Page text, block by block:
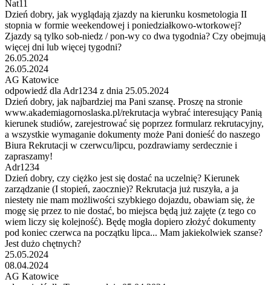
Nat11
Dzień dobry, jak wyglądają zjazdy na kierunku kosmetologia II
stopnia w formie weekendowej i poniedziałkowo-wtorkowej?
Zjazdy są tylko sob-niedz / pon-wy co dwa tygodnia? Czy obejmują
więcej dni lub więcej tygodni?
26.05.2024
26.05.2024
AG Katowice
odpowiedź dla Adr1234 z dnia 25.05.2024
Dzień dobry, jak najbardziej ma Pani szansę. Proszę na stronie
www.akademiagornoslaska.pl/rekrutacja wybrać interesujący Panią
kierunek studiów, zarejestrować się poprzez formularz rekrutacyjny,
a wszystkie wymaganie dokumenty może Pani donieść do naszego
Biura Rekrutacji w czerwcu/lipcu, pozdrawiamy serdecznie i
zapraszamy!
Adr1234
Dzień dobry, czy ciężko jest się dostać na uczelnię? Kierunek
zarządzanie (I stopień, zaocznie)? Rekrutacja już ruszyła, a ja
niestety nie mam możliwości szybkiego dojazdu, obawiam się, że
mogę się przez to nie dostać, bo miejsca będą już zajęte (z tego co
wiem liczy się kolejność). Będę mogła dopiero złożyć dokumenty
pod koniec czerwca na początku lipca... Mam jakiekolwiek szanse?
Jest dużo chętnych?
25.05.2024
08.04.2024
AG Katowice